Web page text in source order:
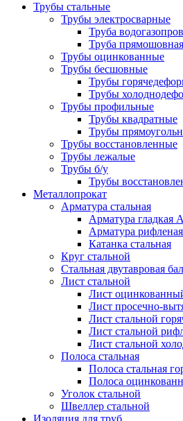
Трубы стальные
Трубы электросварные
Труба
Труба
Трубы оцинкованные
Трубы бесшовные
Трубы
Трубы
Трубы профильные
Трубы квадратные
Трубы
Трубы восстановленные
Трубы лежалые
Трубы б/у
Трубы
Металлопрокат
Арматура стальная
Арматура гладкая
Арматура
Катанка стальная
Круг стальной
Стальная двутавровая
Лист стальной
Лист
Лист просечно-
Лист стальной
Лист стальной
Лист стальной
Полоса стальная
Полоса стальная
Полоса
Уголок стальной
Швеллер стальной
Изоляция для труб